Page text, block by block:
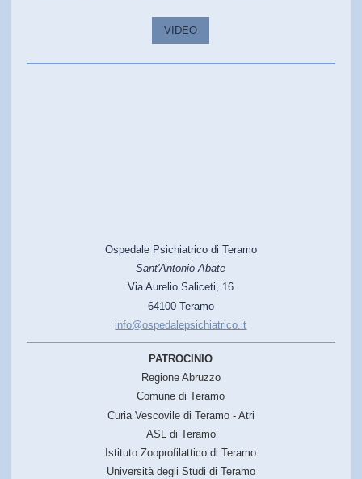
VIDEO
Ospedale Psichiatrico di Teramo
Sant'Antonio Abate
Via Aurelio Saliceti, 16
64100 Teramo
info@ospedalepsichiatrico.it
PATROCINIO
Regione Abruzzo
Comune di Teramo
Curia Vescovile di Teramo - Atri
ASL di Teramo
Istituto Zooprofilattico di Teramo
Università degli Studi di Teramo